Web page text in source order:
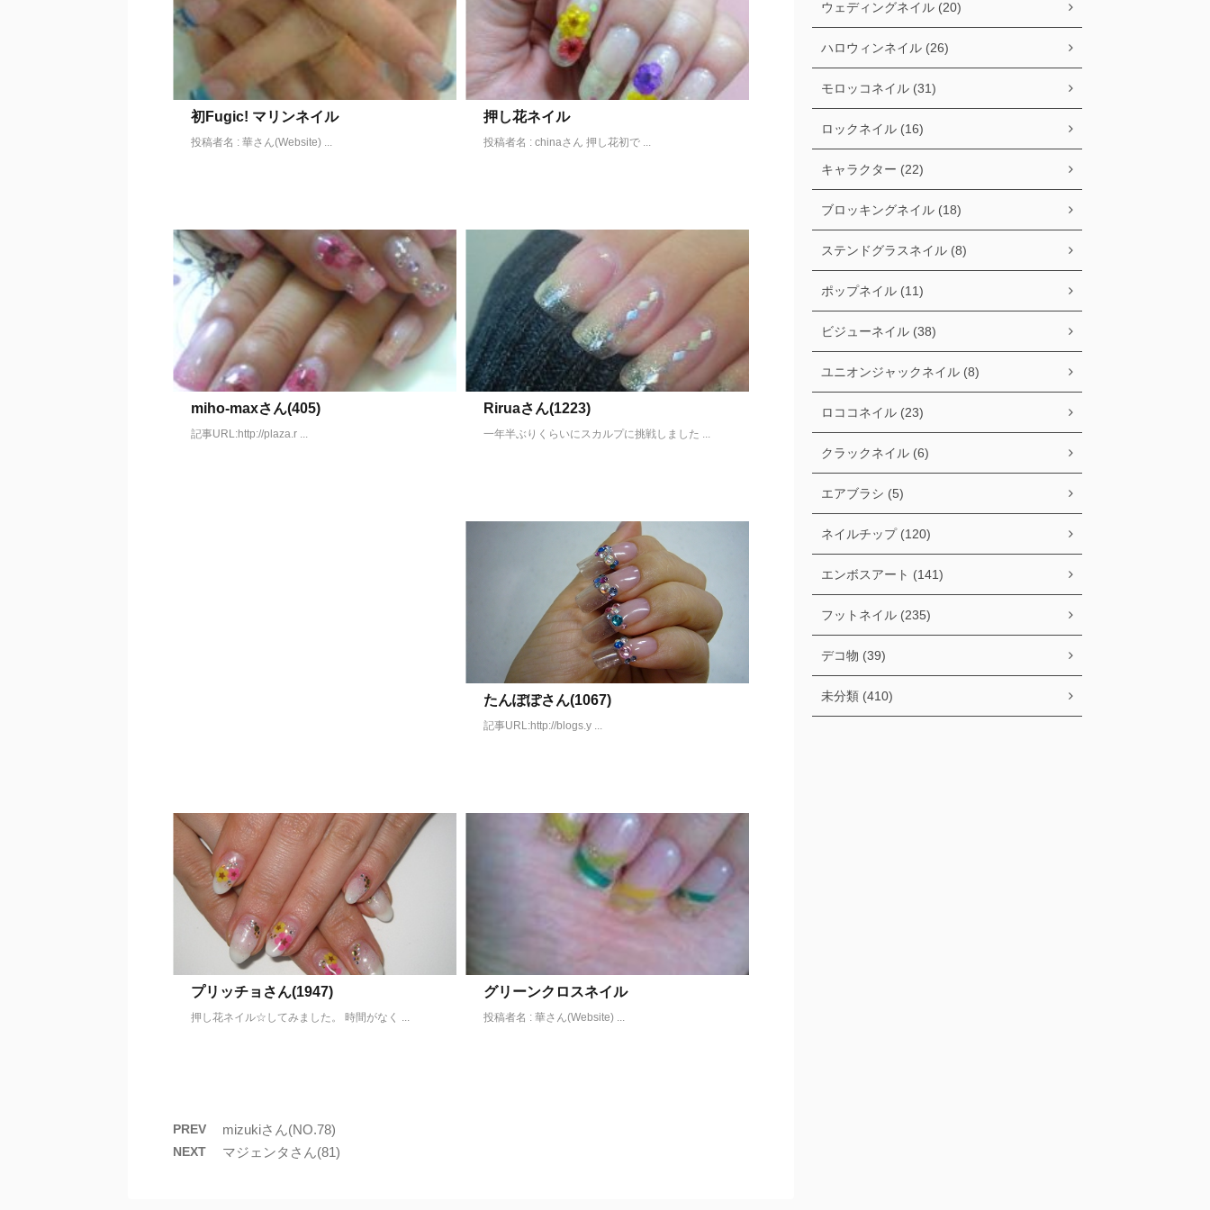
初Fugic! マリンネイル
投稿者名 : 華さん(Website) ...
押し花ネイル
投稿者名 : chinaさん 押し花初で ...
miho-maxさん(405)
記事URL:http://plaza.r ...
Riruaさん(1223)
一年半ぶりくらいにスカルプに挑戦しました ...
たんぽぽさん(1067)
記事URL:http://blogs.y ...
プリッチョさん(1947)
押し花ネイル☆してみました。 時間がなく ...
グリーンクロスネイル
投稿者名 : 華さん(Website) ...
PREV mizukiさん(NO.78)
NEXT マジェンタさん(81)
ウェディングネイル (20)
ハロウィンネイル (26)
モロッコネイル (31)
ロックネイル (16)
キャラクター (22)
ブロッキングネイル (18)
ステンドグラスネイル (8)
ポップネイル (11)
ビジューネイル (38)
ユニオンジャックネイル (8)
ロココネイル (23)
クラックネイル (6)
エアブラシ (5)
ネイルチップ (120)
エンボスアート (141)
フットネイル (235)
デコ物 (39)
未分類 (410)